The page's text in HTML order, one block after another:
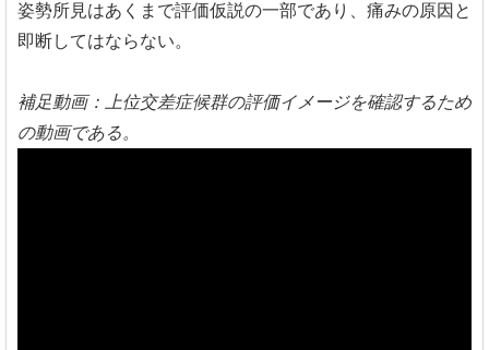
姿勢所見はあくまで評価仮説の一部であり、痛みの原因と
即断してはならない。
補足動画：上位交差症候群の評価イメージを確認するため
の動画である。